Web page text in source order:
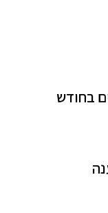
דיוורים בחודש